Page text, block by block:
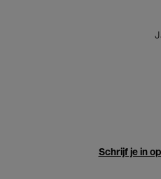
Schrijf je in